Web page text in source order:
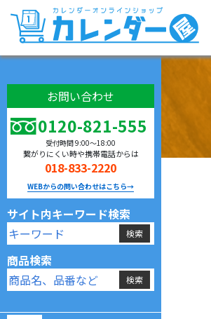
お問い合わせ
0120-821-555
受付時間 9:00〜18:00
繋がりにくい時や携帯電話からは
018-833-2220
WEBからの問い合わせはこちら→
サイト内キーワード検索
商品検索